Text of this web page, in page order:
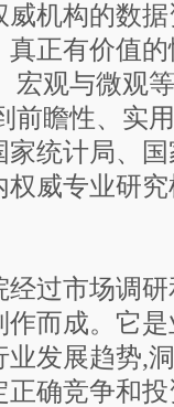
机构的数据
正有价值
宏观与微观
前瞻性、实
统计局、
威专业研
过市场调研
而成。它
发展趋势,
确竞争和